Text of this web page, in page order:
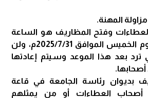
وفتح المظاريف هو الساعة
(12:00 ظهراً) من يوم الخميس الموافق 2025/7/31م، ولن
ترد بعد هذا الموعد وسيتم إعادتها
أصحابها.
بديوان رئاسة الجامعة في قاعة
أصحاب العطاءات أو من يمثلهم